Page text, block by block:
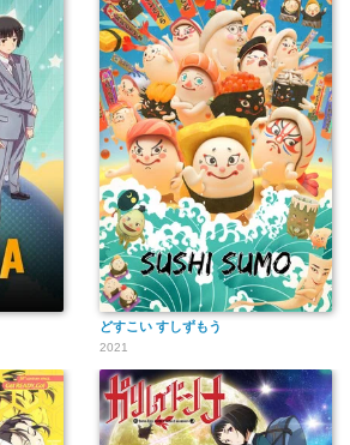
どすこい すしずもう
2021